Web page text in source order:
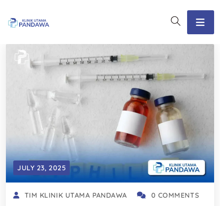
JULY 23, 2025
TIM KLINIK UTAMA PANDAWA 0 COMMENTS